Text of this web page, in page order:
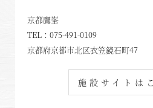
HOME
特集｜Harvest Times
鬼怒川
関東エリア
京都鷹峯
TEL： 075-491-0109
京都府京都市北区衣笠鏡石町47
施設サイトは